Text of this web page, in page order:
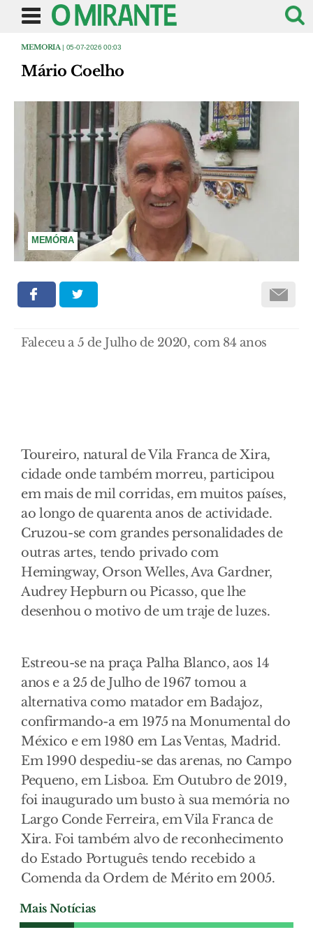
MEMORIA | 05-07-2026 00:03
Mário Coelho
MEMÓRIA
Faleceu a 5 de Julho de 2020, com 84 anos
Toureiro, natural de Vila Franca de Xira,
cidade onde também morreu, participou
em mais de mil corridas, em muitos países,
ao longo de quarenta anos de actividade.
Cruzou-se com grandes personalidades de
outras artes, tendo privado com
Hemingway, Orson Welles, Ava Gardner,
Audrey Hepburn ou Picasso, que lhe
desenhou o motivo de um traje de luzes.
Estreou-se na praça Palha Blanco, aos 14
anos e a 25 de Julho de 1967 tomou a
alternativa como matador em Badajoz,
confirmando-a em 1975 na Monumental do
México e em 1980 em Las Ventas, Madrid.
Em 1990 despediu-se das arenas, no Campo
Pequeno, em Lisboa. Em Outubro de 2019,
foi inaugurado um busto à sua memória no
Largo Conde Ferreira, em Vila Franca de
Xira. Foi também alvo de reconhecimento
do Estado Português tendo recebido a
Comenda da Ordem de Mérito em 2005.
Mais Notícias